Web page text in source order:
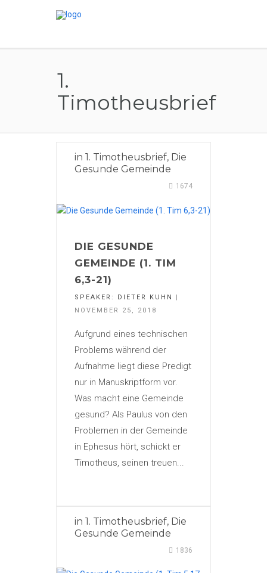
1.
Timotheusbrief
in 1. Timotheusbrief, Die
Gesunde Gemeinde
1674
DIE GESUNDE
GEMEINDE (1. TIM
6,3-21)
SPEAKER: DIETER KUHN
NOVEMBER 25, 2018
Aufgrund eines technischen
Problems während der
Aufnahme liegt diese Predigt
nur in Manuskriptform vor.
Was macht eine Gemeinde
gesund? Als Paulus von den
Problemen in der Gemeinde
in Ephesus hört, schickt er
Timotheus, seinen treuen...
in 1. Timotheusbrief, Die
Gesunde Gemeinde
1836